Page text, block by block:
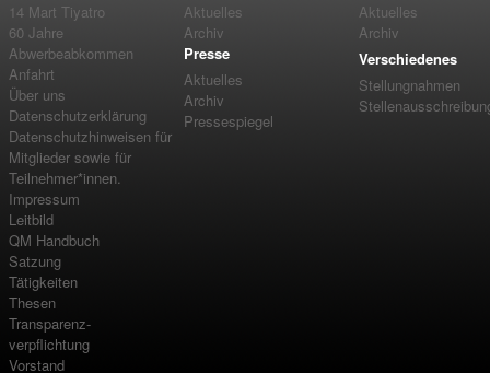
14 Mart Tiyatro
60 Jahre
Abwerbeabkommen
Anfahrt
Über uns
Datenschutzerklärung
Datenschutzhinweisen für
Mitglieder sowie für
Teilnehmer*innen.
Impressum
Leitbild
QM Handbuch
Satzung
Tätigkeiten
Thesen
Transparenz-
verpflichtung
Vorstand
Aktuelles
Archiv
Presse
Aktuelles
Archiv
Pressespiegel
Aktuelles
Archiv
Verschiedenes
Stellungnahmen